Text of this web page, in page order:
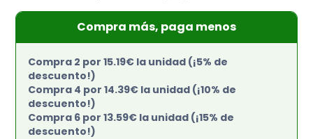
Compra más, paga menos
Compra 2 por 15.19€ la unidad (¡5% de
descuento!)
Compra 4 por 14.39€ la unidad (¡10% de
descuento!)
Compra 6 por 13.59€ la unidad (¡15% de
descuento!)